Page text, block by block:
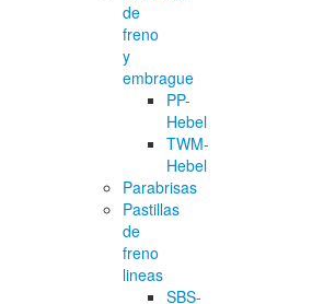
de
freno
y
embrague
PP-
Hebel
TWM-
Hebel
Parabrisas
Pastillas
de
freno
lineas
SBS-